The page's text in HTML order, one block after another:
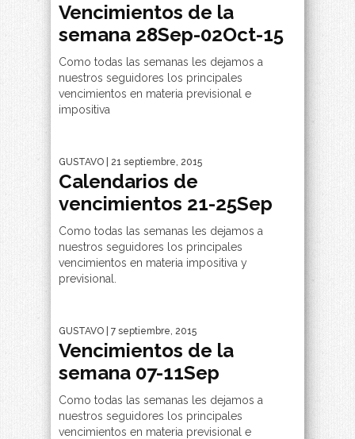
Vencimientos de la
semana 28Sep-02Oct-15
Como todas las semanas les dejamos a
nuestros seguidores los principales
vencimientos en materia previsional e
impositiva
GUSTAVO | 21 septiembre, 2015
Calendarios de
vencimientos 21-25Sep
Como todas las semanas les dejamos a
nuestros seguidores los principales
vencimientos en materia impositiva y
previsional.
GUSTAVO | 7 septiembre, 2015
Vencimientos de la
semana 07-11Sep
Como todas las semanas les dejamos a
nuestros seguidores los principales
vencimientos en materia previsional e